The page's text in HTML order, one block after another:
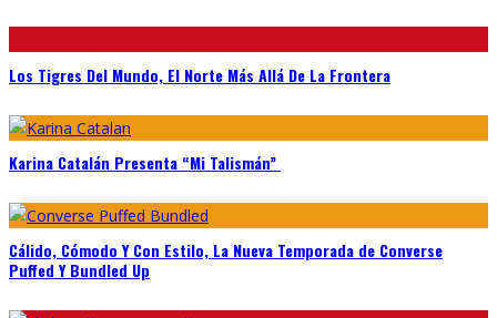
Los Tigres Del Mundo, El Norte Más Allá De La Frontera
Karina Catalán Presenta “Mi Talismán”
Cálido, Cómodo Y Con Estilo, La Nueva Temporada de Converse
Puffed Y Bundled Up